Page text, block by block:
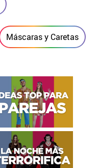
Máscaras y Caretas